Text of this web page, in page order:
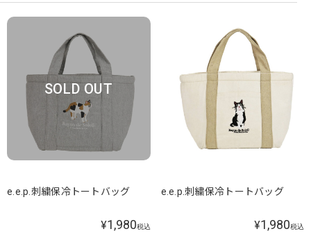
SOLD OUT
e.e.p.刺繍保冷トートバッグ
¥1,980税込
e.e.p.刺繍保冷トートバッグ
¥1,980税込